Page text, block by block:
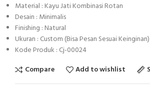
Material : Kayu Jati Kombinasi Rotan
Desain : Minimalis
Finishing : Natural
Ukuran : Custom (Bisa Pesan Sesuai Keinginan)
Kode Produk : Cj-00024
Compare
Add to wishlist